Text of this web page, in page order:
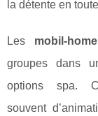
la détente en
Les mobil-
groupes dans
options spa.
souvent